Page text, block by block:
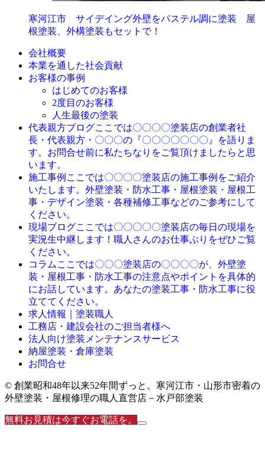
寒河江市 サイデイング外壁をパステル調に塗装 屋
根塗装、外構塗装もセットで！
会社概要
本業を通した社会貢献
お客様の事例
はじめてのお客様
2度目のお客様
人生最後の塗装
代表親方ブログここでは〇〇〇〇塗装店の創業者社
長・代表親方・〇〇〇の『〇〇〇〇〇〇〇』を語りま
す。お問合せ前に私たちなりをご覧頂けましたらと思
います。
施工事例 ここでは〇〇〇〇塗装店の施工事例をご紹介
いたします。外壁塗装・防水工事・屋根塗装・屋根工
事・デザイン塗装・各種補修工事などのご参考にして
ください。
現場ブログここでは〇〇〇〇〇塗装店の毎日の現場を
実況生中継します！職人さんのお仕事ぶりをぜひご覧
ください。
コラム ここでは〇〇〇塗装店の〇〇〇〇が、外壁塗
装・屋根工事・防水工事の注意点やポイントを具体的
にお話しています。あなたの塗装工事・防水工事に役
立ててください。
求人情報｜塗装職人
工務店・建設会社のご担当者様へ
法人向け塗装メンテナンスサービス
納屋塗装・倉庫塗装
お問合せ
© 創業昭和48年以来52年間ずっと。寒河江市・山形市密着の
外壁塗装・屋根修理の職人直営店－水戸部塗装
無料お見積は今すぐお電話を。